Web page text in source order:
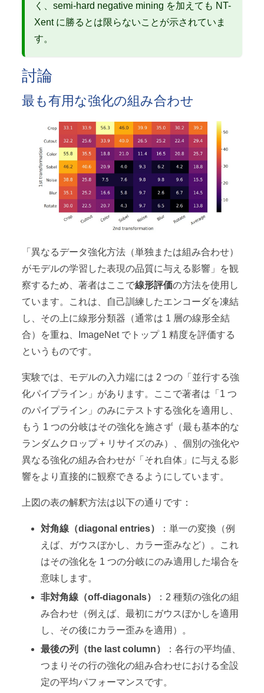
く、semi-hard negative mining を加えても NT-
Xent に勝るとは限らないことが示されていま
す。
討論
最も有用な強化の組み合わせ
「異なるデータ強化方法（単独または組み合わせ）
がモデルの学習した表現の品質に与える影響」を観
察するため、著者はここで線形評価の方法を使用し
ています。これは、自己訓練したエンコーダを凍結
し、その上に線形分類器（通常は 1 層の線形全結
合）を重ね、ImageNet でトップ 1 精度を評価する
というものです。
実験では、モデルの入力端には 2 つの「並行する強
化パイプライン」があります。ここで著者は「1 つ
のパイプライン」のみにテストする強化を適用し、
もう 1 つの分岐はその強化を施さず（最も基本的な
ランダムクロップ + リサイズのみ）、個別の強化や
異なる強化の組み合わせが「それ自体」に与える影
響をより直接的に観察できるようにしています。
上図の表の解釈方法は以下の通りです：
対角線（diagonal entries）
：単一の変換（例
えば、ガウスぼかし、カラー歪みなど）。これ
はその強化を 1 つの分岐にのみ適用した場合を
意味します。
非対角線（off-diagonals）
：2 種類の強化の組
み合わせ（例えば、最初にガウスぼかしを適用
し、その後にカラー歪みを適用）。
最後の列（the last column）
：各行の平均値、
つまりその行の強化の組み合わせにおける全設
定の平均パフォーマンスです。